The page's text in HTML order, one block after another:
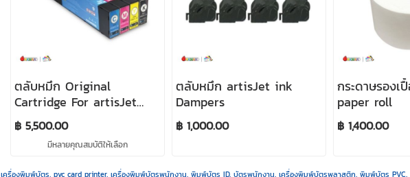
ตลับหมึก Original
Cartridge For artisJet
Proud ขนาด 230ml.
฿ 5,500.00
มีหลายคุณสมบัติให้เลือก
ตลับหมึก artisJet ink
Dampers
฿ 1,000.00
กระดาษรอง
paper roll
฿ 1,400.00
เครื่องพิมพ์บัตร, pvc card printer, เครื่องพิมพ์บัตรพนักงาน, พิมพ์บัตร ID, บัตรพนักงาน, เครื่องพิมพ์บัตรพลาสติก, พิมพ์บัตร